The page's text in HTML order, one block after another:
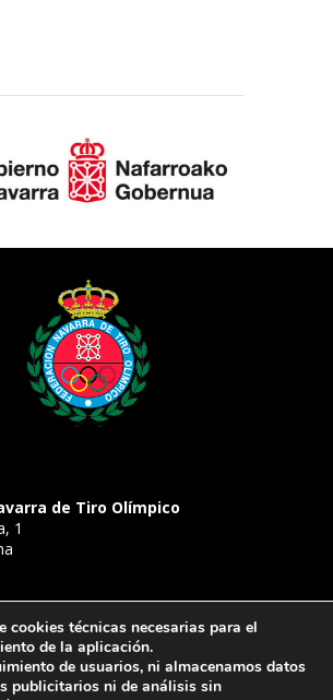
de Tiro Olímpico
1
de Aizoáin:
cookies técnicas necesarias para el
de la aplicación.
de usuarios, ni almacenamos datos
publicitarios ni de análisis sin